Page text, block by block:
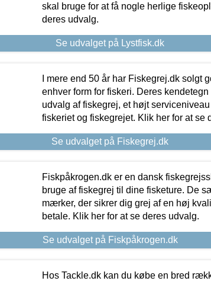
skal bruge for at få nogle herlige
deres udvalg.
Se udvalget på Lystfisk.dk
I mere end 50 år har Fiskegrej.dk solgt
enhver form for fiskeri. Deres
udvalg af fiskegrej, et højt
fiskeriet og fiskegrejet. Klik her for at se
Se udvalget på Fiskegrej.dk
Fiskpåkrogen.dk er en dansk
bruge af fiskegrej til dine fisketure. De
mærker, der sikrer dig grej af en høj
betale. Klik her for at se deres udvalg.
Se udvalget på Fiskpåkrogen.dk
Hos Tackle.dk kan du købe en bred